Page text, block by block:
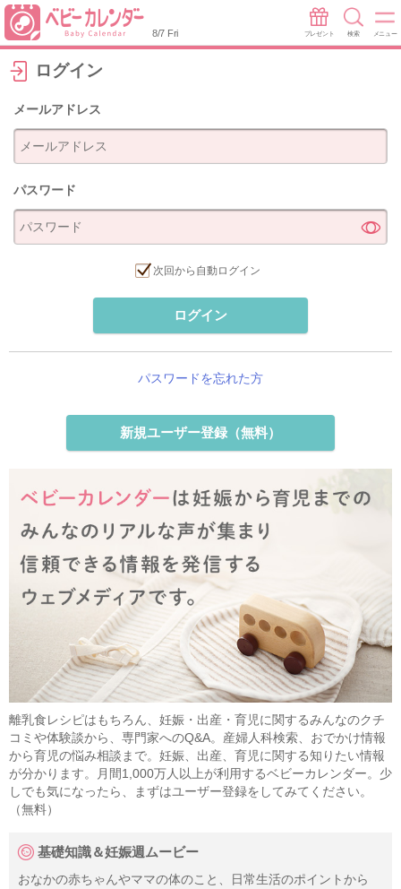
8/7 Fri プレゼント 検索 メニュー
ログイン
メールアドレス
パスワード
次回から自動ログイン
ログイン
パスワードを忘れた方
新規ユーザー登録（無料）
離乳食レシピはもちろん、妊娠・出産・育児に関するみんなのクチ
コミや体験談から、専門家へのQ&A。産婦人科検索、おでかけ情報
から育児の悩み相談まで。妊娠、出産、育児に関する知りたい情報
が分かります。月間1,000万人以上が利用するベビーカレンダー。少
しでも気になったら、まずはユーザー登録をしてみてください。
（無料）
基礎知識＆妊娠週ムービー
おなかの赤ちゃんやママの体のこと、日常生活のポイントから